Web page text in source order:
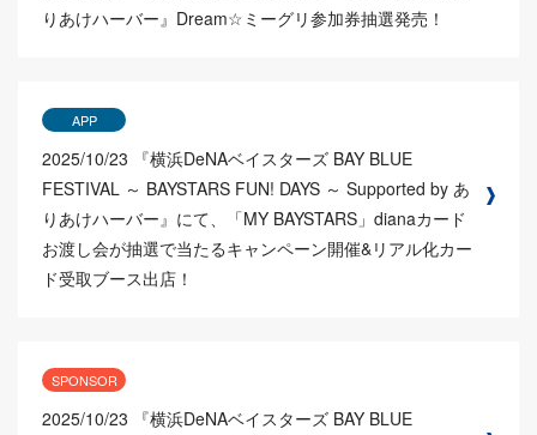
りあけハーバー』Dream☆ミーグリ参加券抽選発売！
APP
2025/10/23
『横浜DeNAベイスターズ BAY BLUE
FESTIVAL ～ BAYSTARS FUN! DAYS ～ Supported by あ
りあけハーバー』にて、「MY BAYSTARS」dianaカード
お渡し会が抽選で当たるキャンペーン開催&リアル化カー
ド受取ブース出店！
SPONSOR
2025/10/23
『横浜DeNAベイスターズ BAY BLUE